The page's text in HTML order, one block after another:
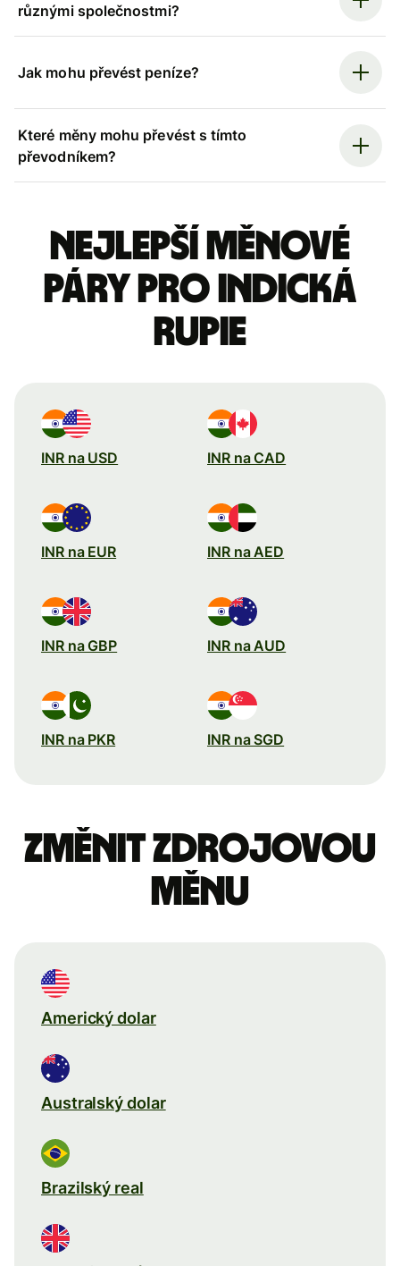
různými společnostmi?
Jak mohu převést peníze?
Které měny mohu převést s tímto
převodníkem?
Nejlepší měnové
páry pro indická
rupie
INR na USD INR na CAD
INR na EUR INR na AED
INR na GBP INR na AUD
INR na PKR INR na SGD
Změnit zdrojovou
měnu
Americký dolar
Australský dolar
Brazilský real